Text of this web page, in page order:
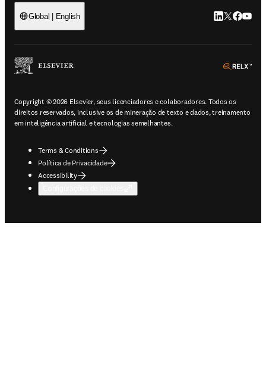
Global | English LinkedIn abre
Twitter
Copyright © 2026 Elsevier, seus licenciadores e colaboradores. Todos os
direitos reservados, inclusive os de mineração de texto e dados, treinamento
em inteligência artificial e tecnologias semelhantes.
Terms & Conditions
Política de Privacidade
Accessibility